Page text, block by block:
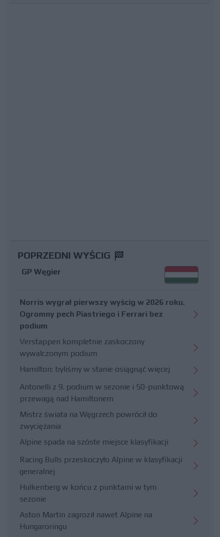
POPRZEDNI WYŚCIG
GP Węgier
Norris wygrał pierwszy wyścig w 2026 roku.
Ogromny pech Piastriego i Ferrari bez
podium
Verstappen kompletnie zaskoczony
wywalczonym podium
Hamilton: byliśmy w stanie osiągnąć więcej
Antonelli z 9. podium w sezonie i 50-punktową
przewagą nad Hamiltonem
Mistrz świata na Węgrzech powrócił do
zwyciężania
Alpine spada na szóste miejsce klasyfikacji
Racing Bulls przeskoczyło Alpine w klasyfikacji
generalnej
Hulkenberg w końcu z punktami w tym
sezonie
Aston Martin zagroził nawet Alpine na
Hungaroringu